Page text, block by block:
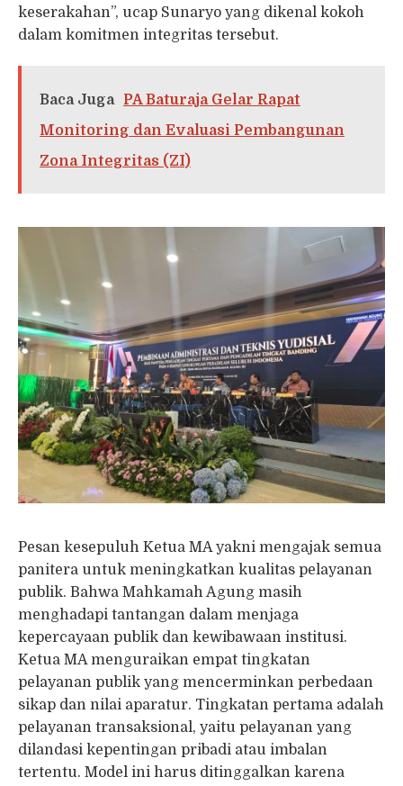
keserakahan”, ucap Sunaryo yang dikenal kokoh
dalam komitmen integritas tersebut.
Baca Juga
PA Baturaja Gelar Rapat
Monitoring dan Evaluasi Pembangunan
Zona Integritas (ZI)
Pesan kesepuluh Ketua MA yakni mengajak semua
panitera untuk meningkatkan kualitas pelayanan
publik. Bahwa Mahkamah Agung masih
menghadapi tantangan dalam menjaga
kepercayaan publik dan kewibawaan institusi.
Ketua MA menguraikan empat tingkatan
pelayanan publik yang mencerminkan perbedaan
sikap dan nilai aparatur. Tingkatan pertama adalah
pelayanan transaksional, yaitu pelayanan yang
dilandasi kepentingan pribadi atau imbalan
tertentu. Model ini harus ditinggalkan karena